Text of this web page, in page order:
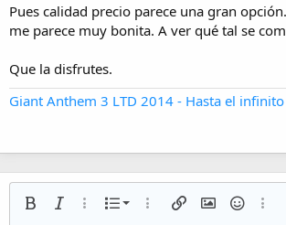
Pues calidad precio parece una gran
me parece muy bonita. A ver qué tal se
Que la disfrutes.
Giant Anthem 3 LTD 2014 - Hasta el
NegritaCursivaMás opciones…
Lista
Lista numerada
Más opciones…
Insertar enlace
Insertar Más